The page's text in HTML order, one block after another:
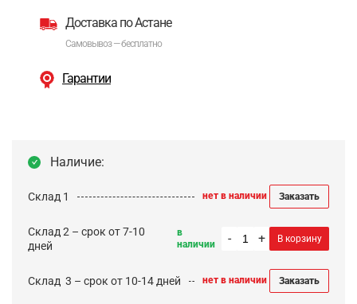
Доставка по Астане
Самовывоз — бесплатно
Гарантии
Наличие:
Склад 1 нет в наличии Заказать
Склад 2 – срок от 7-10
дней
в
наличии
- + В корзину
Cклад 3 – срок от 10-14 дней нет в наличии Заказать